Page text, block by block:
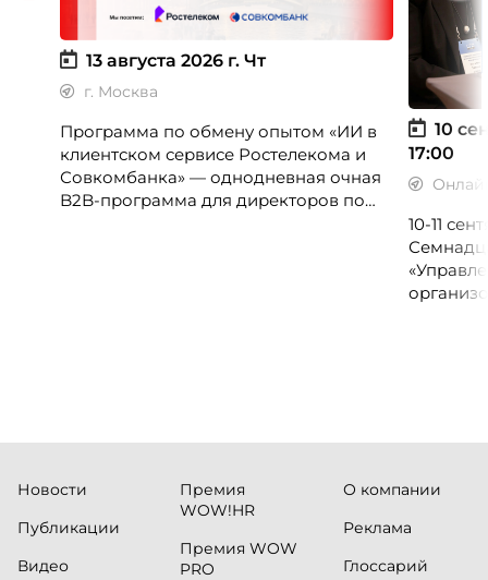
13 августа 2026 г. Чт
г. Москва
Программа по обмену опытом «ИИ в
клиентском сервисе Ростелекома и
Совкомбанка» — однодневная очная
B2B-программа для директоров по
10
17:00
10-11
Новости
Публикации
Видео
Премия
WOW!HR
Премия WOW
PRO
О компании
Реклама
Глоссарий